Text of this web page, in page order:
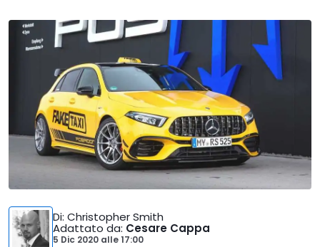
Di: Christopher Smith
Adattato da: Cesare Cappa
5 Dic 2020 alle17:00